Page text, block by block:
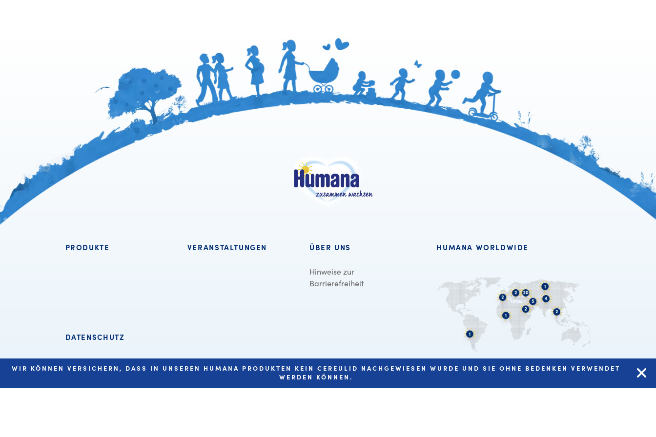
PRODUKTE VERANSTALTUNGEN ÜBER UNS
Hinweise zur
Barrierefreiheit
DATENSCHUTZ
HUMANA WORLDWIDE
WIR KÖNNEN VERSICHERN, DASS IN UNSEREN HUMANA PRODUKTEN KEIN CEREULID NACHGEWIESEN WURDE UND SIE OHNE BEDENKEN VERWENDET
WERDEN KÖNNEN.